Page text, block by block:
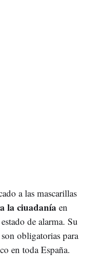
a las mascarillas
la ciuadanía en
de alarma. Su
obligatorias para
en toda España.